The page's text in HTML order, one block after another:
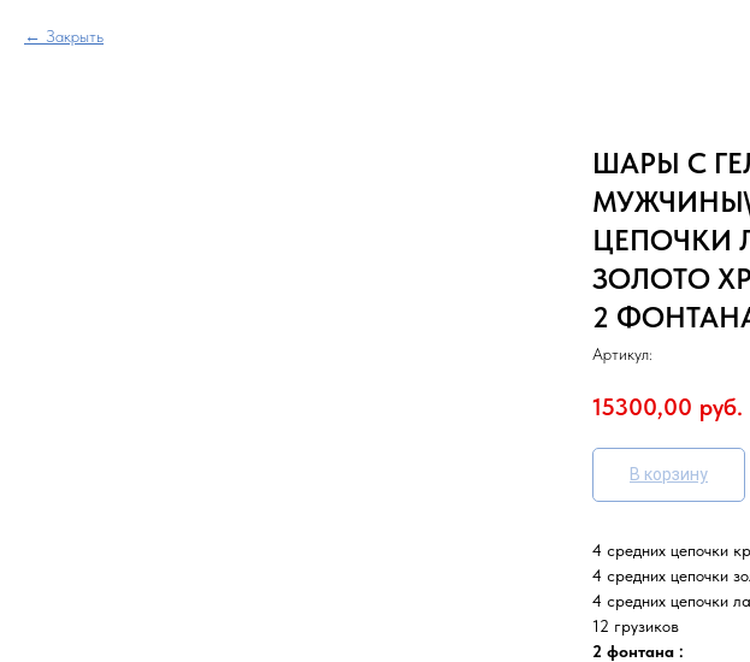
Закрыть
ШАРЫ С
ЦЕПОЧКИ
ЗОЛОТО
2
Артикул:
15300,00 руб.
В корзину
4 средних цепочки
4 средних цепочки
4 средних цепочки
12 грузиков
2 фонтана :